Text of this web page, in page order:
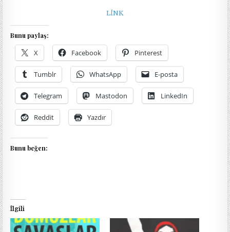
LİNK
Bunu paylaş:
X Facebook Pinterest
Tumblr WhatsApp E-posta
Telegram Mastodon LinkedIn
Reddit Yazdır
Bunu beğen:
İlgili